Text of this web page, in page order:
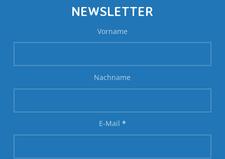
NEWSLETTER
Vorname
Nachname
E-Mail *